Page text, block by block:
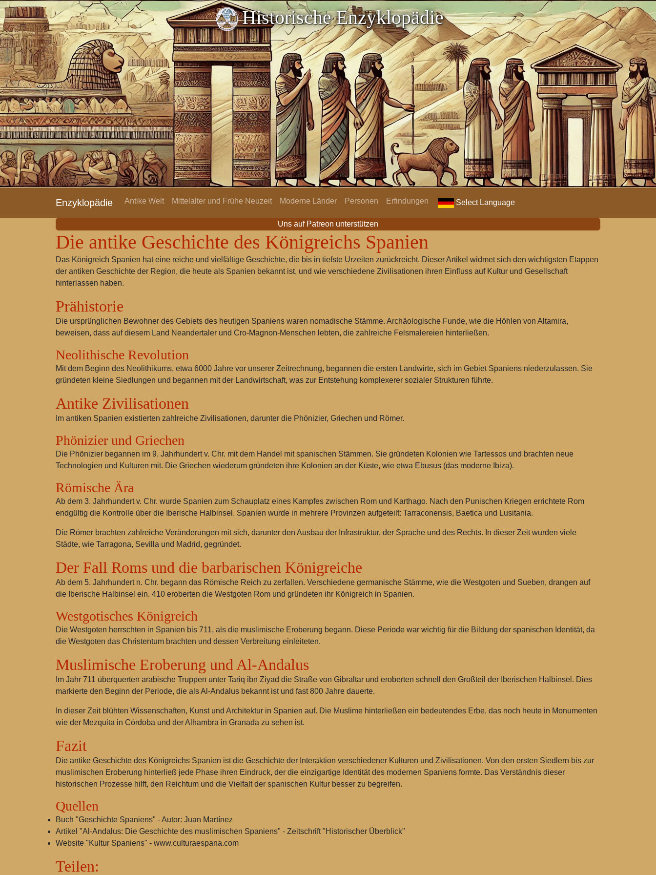
Historische Enzyklopädie
Enzyklopädie Antike Welt Mittelalter und Frühe Neuzeit Moderne Länder Personen Erfindungen Select Language
Uns auf Patreon unterstützen
Die antike Geschichte des Königreichs Spanien
Das Königreich Spanien hat eine reiche und vielfältige Geschichte, die bis in tiefste Urzeiten zurückreicht. Dieser Artikel widmet sich den wichtigsten Etappen
der antiken Geschichte der Region, die heute als Spanien bekannt ist, und wie verschiedene Zivilisationen ihren Einfluss auf Kultur und Gesellschaft
hinterlassen haben.
Prähistorie
Die ursprünglichen Bewohner des Gebiets des heutigen Spaniens waren nomadische Stämme. Archäologische Funde, wie die Höhlen von Altamira,
beweisen, dass auf diesem Land Neandertaler und Cro-Magnon-Menschen lebten, die zahlreiche Felsmalereien hinterließen.
Neolithische Revolution
Mit dem Beginn des Neolithikums, etwa 6000 Jahre vor unserer Zeitrechnung, begannen die ersten Landwirte, sich im Gebiet Spaniens niederzulassen. Sie
gründeten kleine Siedlungen und begannen mit der Landwirtschaft, was zur Entstehung komplexerer sozialer Strukturen führte.
Antike Zivilisationen
Im antiken Spanien existierten zahlreiche Zivilisationen, darunter die Phönizier, Griechen und Römer.
Phönizier und Griechen
Die Phönizier begannen im 9. Jahrhundert v. Chr. mit dem Handel mit spanischen Stämmen. Sie gründeten Kolonien wie Tartessos und brachten neue
Technologien und Kulturen mit. Die Griechen wiederum gründeten ihre Kolonien an der Küste, wie etwa Ebusus (das moderne Ibiza).
Römische Ära
Ab dem 3. Jahrhundert v. Chr. wurde Spanien zum Schauplatz eines Kampfes zwischen Rom und Karthago. Nach den Punischen Kriegen errichtete Rom
endgültig die Kontrolle über die Iberische Halbinsel. Spanien wurde in mehrere Provinzen aufgeteilt: Tarraconensis, Baetica und Lusitania.
Die Römer brachten zahlreiche Veränderungen mit sich, darunter den Ausbau der Infrastruktur, der Sprache und des Rechts. In dieser Zeit wurden viele
Städte, wie Tarragona, Sevilla und Madrid, gegründet.
Der Fall Roms und die barbarischen Königreiche
Ab dem 5. Jahrhundert n. Chr. begann das Römische Reich zu zerfallen. Verschiedene germanische Stämme, wie die Westgoten und Sueben, drangen auf
die Iberische Halbinsel ein. 410 eroberten die Westgoten Rom und gründeten ihr Königreich in Spanien.
Westgotisches Königreich
Die Westgoten herrschten in Spanien bis 711, als die muslimische Eroberung begann. Diese Periode war wichtig für die Bildung der spanischen Identität, da
die Westgoten das Christentum brachten und dessen Verbreitung einleiteten.
Muslimische Eroberung und Al-Andalus
Im Jahr 711 überquerten arabische Truppen unter Tariq ibn Ziyad die Straße von Gibraltar und eroberten schnell den Großteil der Iberischen Halbinsel. Dies
markierte den Beginn der Periode, die als Al-Andalus bekannt ist und fast 800 Jahre dauerte.
In dieser Zeit blühten Wissenschaften, Kunst und Architektur in Spanien auf. Die Muslime hinterließen ein bedeutendes Erbe, das noch heute in Monumenten
wie der Mezquita in Córdoba und der Alhambra in Granada zu sehen ist.
Fazit
Die antike Geschichte des Königreichs Spanien ist die Geschichte der Interaktion verschiedener Kulturen und Zivilisationen. Von den ersten Siedlern bis zur
muslimischen Eroberung hinterließ jede Phase ihren Eindruck, der die einzigartige Identität des modernen Spaniens formte. Das Verständnis dieser
historischen Prozesse hilft, den Reichtum und die Vielfalt der spanischen Kultur besser zu begreifen.
Quellen
Buch "Geschichte Spaniens" - Autor: Juan Martínez
Artikel "Al-Andalus: Die Geschichte des muslimischen Spaniens" - Zeitschrift "Historischer Überblick"
Website "Kultur Spaniens" - www.culturaespana.com
Teilen: